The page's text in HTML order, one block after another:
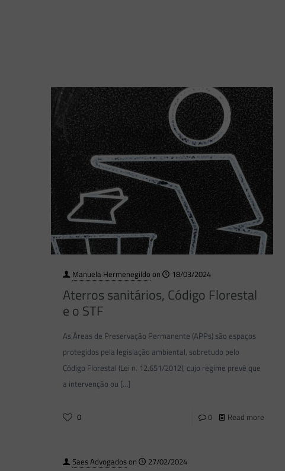
Manuela Hermenegildo on 18/03/2024
Aterros sanitários, Código Florestal
e o STF
As Áreas de Preservação Permanente (APPs) são espaços
protegidos pela legislação ambiental, sobretudo pelo
Código Florestal (Lei n. 12.651/2012), cujo regime prevê que
a intervenção ou […]
0 0 Read more
Saes Advogadoson 27/02/2024